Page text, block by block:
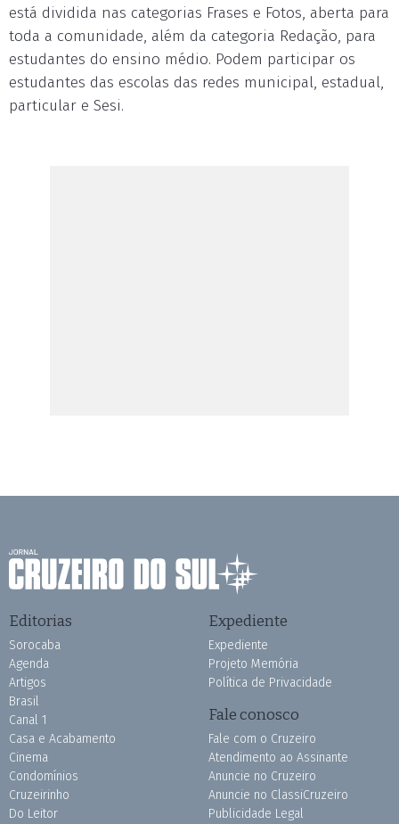
está dividida nas categorias Frases e Fotos, aberta para
toda a comunidade, além da categoria Redação, para
estudantes do ensino médio. Podem participar os
estudantes das escolas das redes municipal, estadual,
particular e Sesi.
Editorias
Sorocaba
Agenda
Artigos
Brasil
Canal 1
Casa e Acabamento
Cinema
Condomínios
Cruzeirinho
Do Leitor
Expediente
Expediente
Projeto Memória
Política de Privacidade
Fale conosco
Fale com o Cruzeiro
Atendimento ao Assinante
Anuncie no Cruzeiro
Anuncie no ClassiCruzeiro
Publicidade Legal